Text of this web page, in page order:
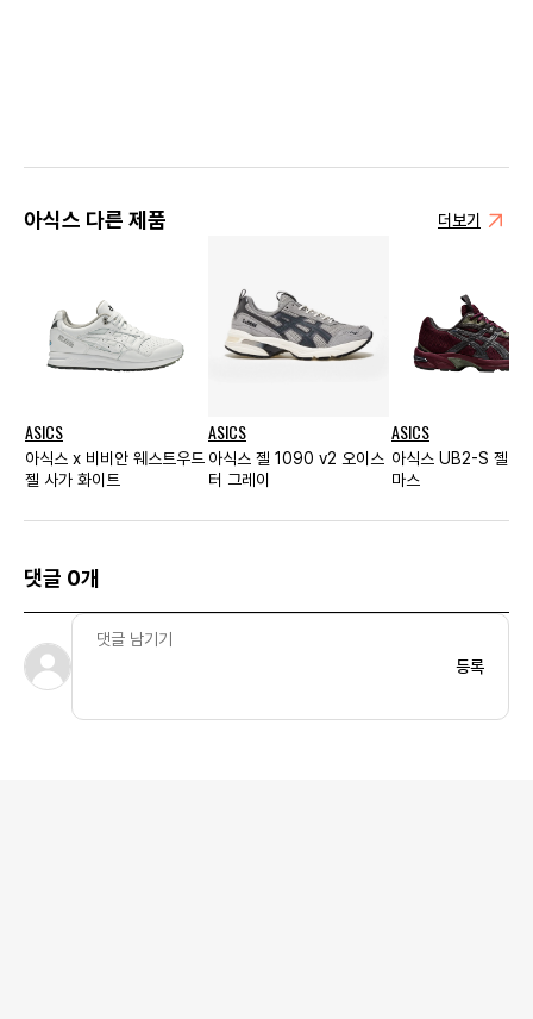
아식스 다른 제품 더보기
ASICS
아식스 x 비비안 웨스트우드
젤 사가 화이트
ASICS
아식스 젤 1090 v2 오이스
터 그레이
ASICS
아식스 UB2-S 젤
마스
댓글 0개
등록